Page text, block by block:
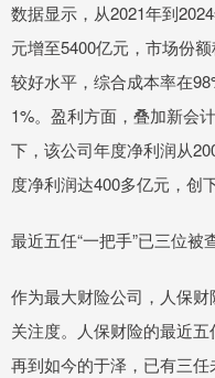
数据显示，从2021年到
元增至5400亿元，市场份
较好水平，综合成本率在
1%。盈利方面，叠加新会
下，该公司年度净利润从
度净利润达400多亿元，创
最近五任“一把手”已三位被
作为最大财险公司，人保财
关注度。人保财险的最近五
再到如今的于泽，已有三任